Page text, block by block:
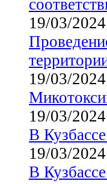
19/03/
19/03/
19/03/
В
19/03/
В